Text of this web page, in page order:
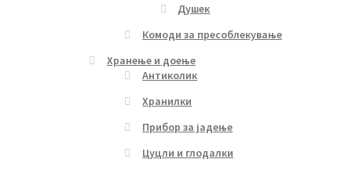
Душек
Комоди за пресоблекување
Хранење и доење
Антиколик
Хранилки
Прибор за јадење
Цуцли и глодалки